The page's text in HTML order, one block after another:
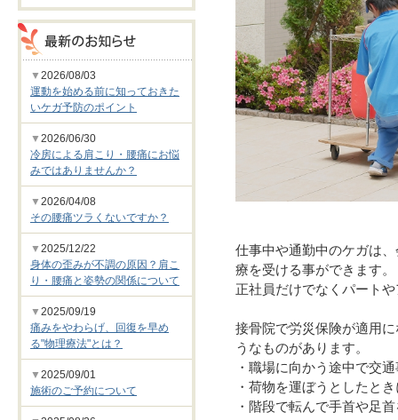
仕事中や通勤中のケガは
療を受ける事ができます。
正社員だけでなくパート
接骨院で労災保険が適用
うなものがあります。
・職場に向かう途中で交
・荷物を運ぼうとしたと
・階段で転んで手首や足
▼ 2026/08/03
運動を始める前に知っておきた
いケガ予防のポイント
▼ 2026/06/30
冷房による肩こり・腰痛にお悩
みではありませんか？
▼ 2026/04/08
その腰痛ツラくないですか？
▼ 2025/12/22
身体の歪みが不調の原因？肩こ
り・腰痛と姿勢の関係について
▼ 2025/09/19
痛みをやわらげ、回復を早め
る"物理療法"とは？
▼ 2025/09/01
施術のご予約について